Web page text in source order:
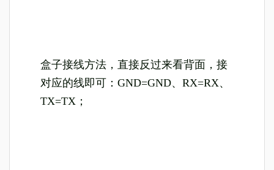
盒子接线方法，直接反过来看背面，接
对应的线即可：GND=GND、RX=RX、
TX=TX；